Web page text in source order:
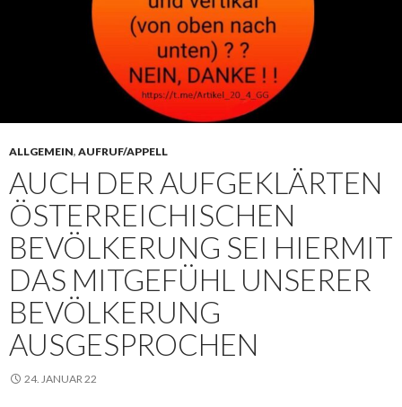
ALLGEMEIN, AUFRUF/APPELL
AUCH DER AUFGEKLÄRTEN
ÖSTERREICHISCHEN
BEVÖLKERUNG SEI HIERMIT
DAS MITGEFÜHL UNSERER
BEVÖLKERUNG
AUSGESPROCHEN
24. JANUAR 22